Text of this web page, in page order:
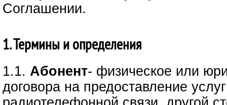
Соглашении.
1. Термины и определения
1.1.Абонент- физическое или
договора на предоставление